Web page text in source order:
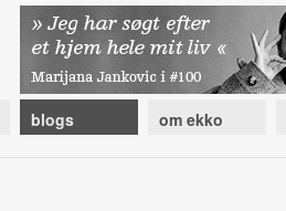
blogs om ekko